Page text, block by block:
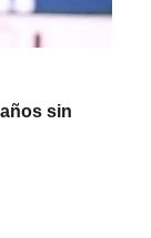
sin